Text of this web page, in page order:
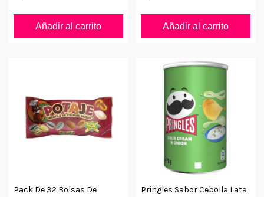
Añadir al carrito Añadir al carrito
Pack De 32 Bolsas De
Pringles Sabor Cebolla Lata